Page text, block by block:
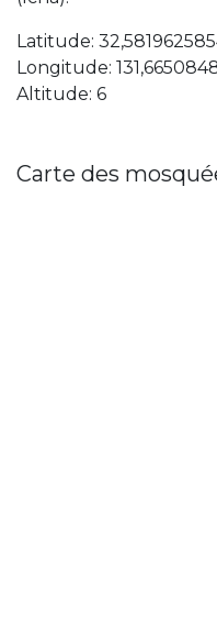
Latitude:
Longitude:
Altitude: 6
Carte des